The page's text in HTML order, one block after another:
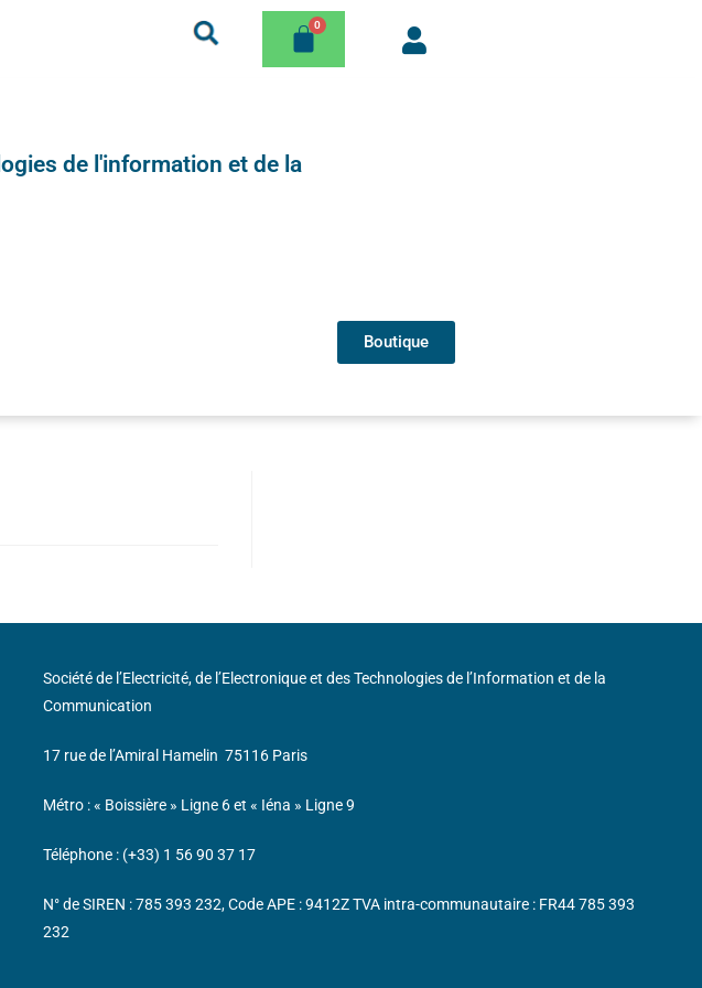
de l'information et de la
Boutique
Société de l’Electricité, de l’Electronique et des Technologies de l’Information et de la
Communication
17 rue de l’Amiral Hamelin 75116 Paris
Métro : « Boissière » Ligne 6 et « Iéna » Ligne 9
Téléphone : (+33) 1 56 90 37 17
N° de SIREN : 785 393 232, Code APE : 9412Z TVA intra-communautaire : FR44 785 393
232